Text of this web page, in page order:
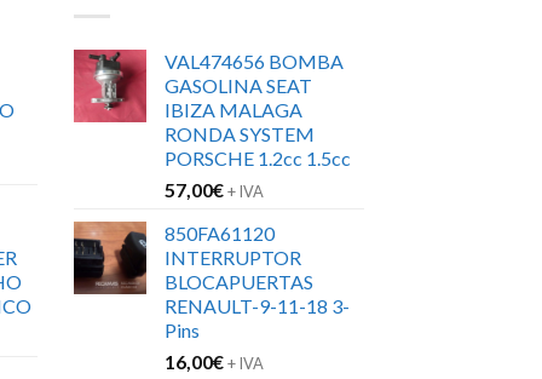
VAL474656 BOMBA
GASOLINA SEAT
IBIZA MALAGA
RONDA SYSTEM
PORSCHE 1.2cc 1.5cc
57,00€+ IVA
850FA61120
INTERRUPTOR
BLOCAPUERTAS
RENAULT-9-11-18 3-
Pins
16,00€+ IVA